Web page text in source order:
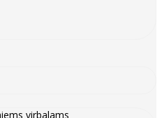
virbalams